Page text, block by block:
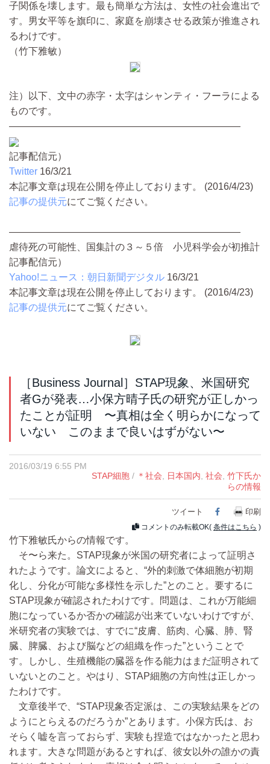
子関係を壊します。最も簡単な方法は、女性の社会進出で
す。男女平等を旗印に、家庭を崩壊させる政策が推進され
るわけです。
（竹下雅敏）
注）以下、文中の赤字・太字はシャンティ・フーラによる
ものです。
――――――――――――――――――――――――
記事配信元）
Twitter 16/3/21
本記事文章は現在公開を停止しております。 (2016/4/23)
記事の提供元にてご覧ください。
————————————————————————
虐待死の可能性、国集計の３～５倍 小児科学会が初推計
記事配信元）
Yahoo!ニュース：朝日新聞デジタル 16/3/21
本記事文章は現在公開を停止しております。 (2016/4/23)
記事の提供元にてご覧ください。
［Business Journal］STAP現象、米国研究
者Gが発表…小保方晴子氏の研究が正しかっ
たことが証明 〜真相は全く明らかになって
いない このままで良いはずがない〜
2016/03/19 6:55 PM
STAP細胞 / ＊社会 日本国内 社会 竹下氏か
らの情報
ツイート Facebook
印刷
コメントのみ転載OK( 条件はこちら )
竹下雅敏氏からの情報です。
そ〜ら来た。STAP現象が米国の研究者によって証明さ
れたようです。論文によると、“外的刺激で体細胞が初期
化し、分化が可能な多様性を示した”とのこと。要するに
STAP現象が確認されたわけです。問題は、これが万能細
胞になっているか否かの確認が出来ていないわけですが、
米研究者の実験では、すでに“皮膚、筋肉、心臓、肺、腎
臓、脾臓、および脳などの組織を作った”ということで
す。しかし、生殖機能の臓器を作る能力はまだ証明されて
いないとのこと。やはり、STAP細胞の方向性は正しかっ
たわけです。
文章後半で、“STAP現象否定派は、この実験結果をどの
ようにとらえるのだろうか”とあります。小保方氏は、お
そらく嘘を言っておらず、実験も捏造ではなかったと思わ
れます。大きな問題があるとすれば、彼女以外の誰かの責